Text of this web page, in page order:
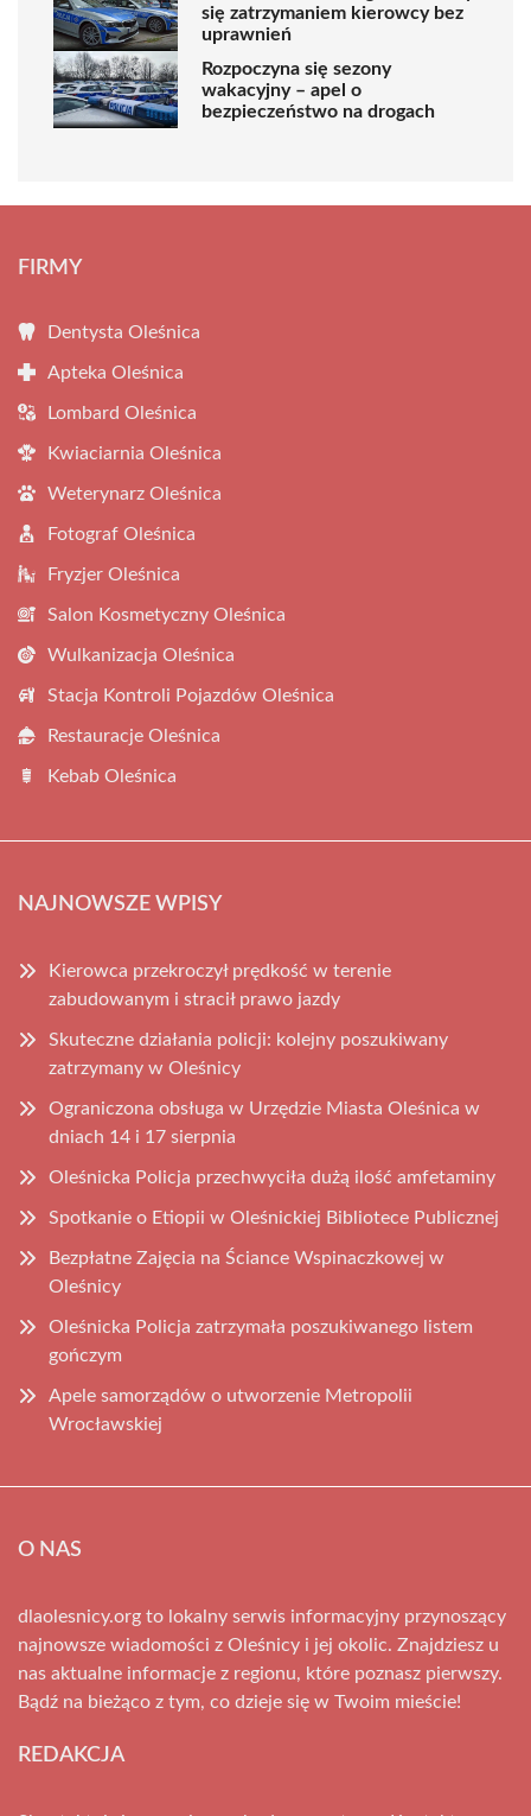
się zatrzymaniem kierowcy bez
uprawnień
Rozpoczyna się sezony
wakacyjny – apel o
bezpieczeństwo na drogach
FIRMY
Dentysta Oleśnica
Apteka Oleśnica
Lombard Oleśnica
Kwiaciarnia Oleśnica
Weterynarz Oleśnica
Fotograf Oleśnica
Fryzjer Oleśnica
Salon Kosmetyczny Oleśnica
Wulkanizacja Oleśnica
Stacja Kontroli Pojazdów Oleśnica
Restauracje Oleśnica
Kebab Oleśnica
NAJNOWSZE WPISY
Kierowca przekroczył prędkość w terenie
zabudowanym i stracił prawo jazdy
Skuteczne działania policji: kolejny poszukiwany
zatrzymany w Oleśnicy
Ograniczona obsługa w Urzędzie Miasta Oleśnica w
dniach 14 i 17 sierpnia
Oleśnicka Policja przechwyciła dużą ilość amfetaminy
Spotkanie o Etiopii w Oleśnickiej Bibliotece Publicznej
Bezpłatne Zajęcia na Ściance Wspinaczkowej w
Oleśnicy
Oleśnicka Policja zatrzymała poszukiwanego listem
gończym
Apele samorządów o utworzenie Metropolii
Wrocławskiej
O NAS
dlaolesnicy.org to lokalny serwis informacyjny przynoszący
najnowsze wiadomości z Oleśnicy i jej okolic. Znajdziesz u
nas aktualne informacje z regionu, które poznasz pierwszy.
Bądź na bieżąco z tym, co dzieje się w Twoim mieście!
REDAKCJA